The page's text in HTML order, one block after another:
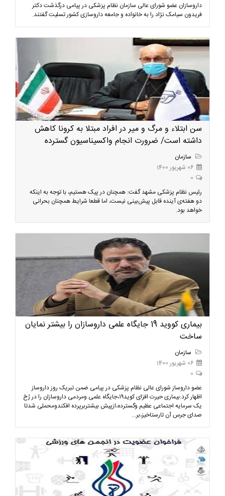
داروسازان عضو شورای عالی سازمان نظام پزشکی در پیامی درگذشت دکتر
فریدون سیامک نژاد را به خانواده و جامعه داروسازی کشور تسلیت گفتند.
سن ابتلاء و مرگ و میر در افراد مبتلا به کرونا کاهش
داشته است/ ضرورت انجام واکسیناسیون گسترده
سازمان
06 شهریور 1400
0
رئیس نظام پزشکی مشهد گفت: همچنان در پیک هستیم، با توجه به اینکه
دو هفته‌ی آینده قابل پیش‌بینی نیست، اما قطعا شرایط همچنان بحرانی‌
خواهد بود.
بیماری کووید 19 جایگاه علمی داروسازان را بیشتر نمایان
ساخت
سازمان
06 شهریور 1400
0
عضو داروساز شورای عالی نظام پزشکی در پیامی ضمن تبریک روز داروساز
اظهار کرد:بیماری حیرت افزای کوید۱۹،جایگاه علمی ومردمی داروسازان را در رُخ
یک سرمایه اجتماعی عظیم وگسترده،ازپیش بیشتربرپرده افکندومحملی شدتا
صدای جرس آن تارستاخیز،بر...